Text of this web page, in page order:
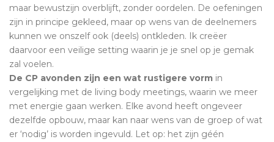
maar bewustzijn overblijft, zonder oordelen. De oefeningen
zijn in principe gekleed, maar op wens van de deelnemers
kunnen we onszelf ook (deels) ontkleden. Ik creëer
daarvoor een veilige setting waarin je je snel op je gemak
zal voelen.
De CP avonden zijn een wat rustigere vorm in
vergelijking met de living body meetings, waarin we meer
met energie gaan werken. Elke avond heeft ongeveer
dezelfde opbouw, maar kan naar wens van de groep of wat
er ‘nodig’ is worden ingevuld. Let op: het zijn géén